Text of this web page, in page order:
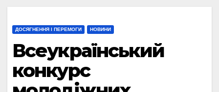
ДОСЯГНЕННЯ І ПЕРЕМОГИ НОВИНИ
Всеукраїнський
конкурс